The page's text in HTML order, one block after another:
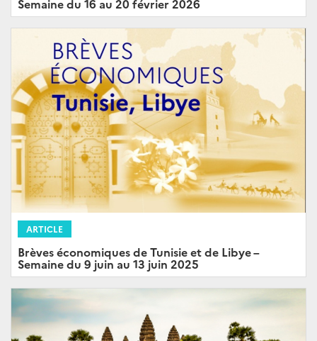
Semaine du 16 au 20 février 2026
ARTICLE
Brèves économiques de Tunisie et de Libye –
Semaine du 9 juin au 13 juin 2025